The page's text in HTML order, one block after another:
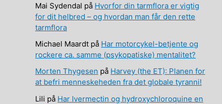
Mai Sydendal på Hvorfor din tarmflora er vigtig
for dit helbred – og hvordan man får den rette
tarmflora
Michael Maardt på Har motorcykel-betjente og
rockere ca. samme (psykopatiske) mentalitet?
Morten Thygesen på Harvey (the ET): Planen for
at befri menneskeheden fra det globale tyranni!
Lili på Har Ivermectin og hydroxychloroquine en